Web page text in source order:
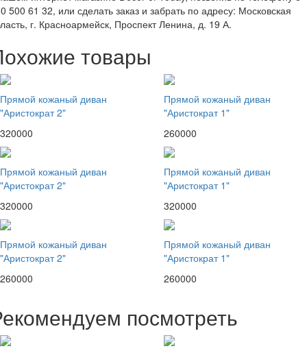
500 61 32, или сделать заказ и забрать по адресу: Московская
г. Красноармейск, Проспект Ленина, д. 19 А.
товары
Прямой кожаный диван
"Аристократ 2"
320000
Прямой кожаный диван
"Аристократ 1"
260000
Прямой кожаный диван
"Аристократ 2"
320000
Прямой кожаный диван
"Аристократ 1"
320000
Прямой кожаный диван
"Аристократ 2"
260000
Прямой кожаный диван
"Аристократ 1"
260000
посмотреть